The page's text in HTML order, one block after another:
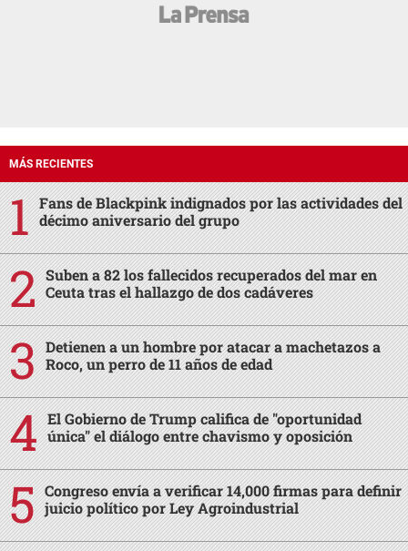
MÁS RECIENTES
Fans de Blackpink indignados por las actividades del
décimo aniversario del grupo
Suben a 82 los fallecidos recuperados del mar en
Ceuta tras el hallazgo de dos cadáveres
Detienen a un hombre por atacar a machetazos a
Roco, un perro de 11 años de edad
El Gobierno de Trump califica de "oportunidad
única" el diálogo entre chavismo y oposición
Congreso envía a verificar 14,000 firmas para definir
juicio político por Ley Agroindustrial